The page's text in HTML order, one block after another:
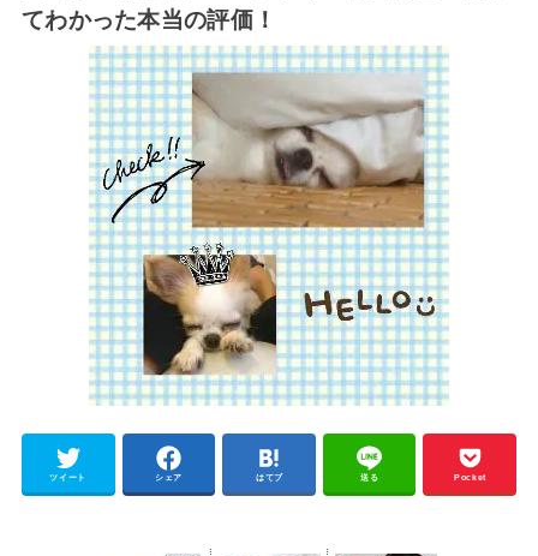
てわかった本当の評価！
ツイート シェア はてブ 送る Pocket